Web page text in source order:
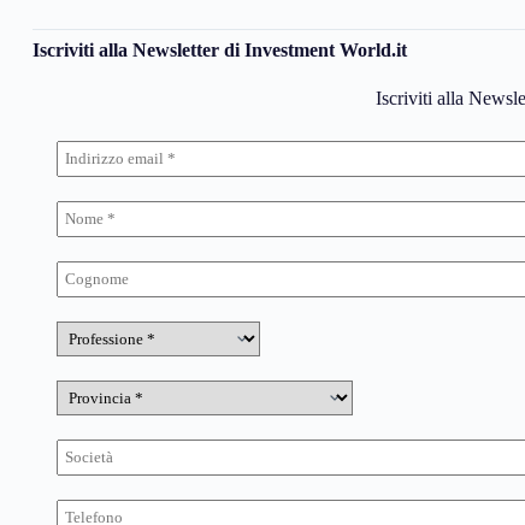
Iscriviti alla Newsletter di Investment World.it
Iscriviti alla